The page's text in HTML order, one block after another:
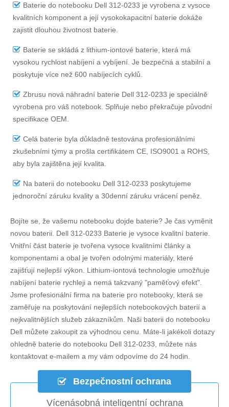
Baterie do notebooku Dell 312-0233 je vyrobena z vysoce
kvalitních komponent a její vysokokapacitní baterie dokáže
zajistit dlouhou životnost baterie.
Baterie se skládá z lithium-iontové baterie, která má
vysokou rychlost nabíjení a vybíjení. Je bezpečná a stabilní a
poskytuje více než 600 nabíjecích cyklů.
Zbrusu nová náhradní baterie Dell 312-0233 je speciálně
vyrobena pro váš notebook. Splňuje nebo překračuje původní
specifikace OEM.
Celá baterie byla důkladně testována profesionálními
zkušebními týmy a prošla certifikátem CE, ISO9001 a ROHS,
aby byla zajištěna její kvalita.
Na baterii do notebooku Dell 312-0233 poskytujeme
jednoroční záruku kvality a 30denní záruku vrácení peněz.
Bojíte se, že vašemu notebooku dojde baterie? Je čas vyměnit
novou baterii. Dell 312-0233 Baterie je vysoce kvalitní baterie.
Vnitřní část baterie je tvořena vysoce kvalitními články a
komponentami a obal je tvořen odolnými materiály, které
zajišťují nejlepší výkon. Lithium-iontová technologie umožňuje
nabíjení baterie rychleji a nemá takzvaný "paměťový efekt".
Jsme profesionální firma na baterie pro notebooky, která se
zaměřuje na poskytování nejlepších notebookových baterií a
nejkvalitnějších služeb zákazníkům. Naši baterii do notebooku
Dell můžete zakoupit za výhodnou cenu. Máte-li jakékoli dotazy
ohledně baterie do notebooku Dell 312-0233 , můžete nás
kontaktovat e-mailem a my vám odpovíme do 24 hodin.
Bezpečnostní ochrana
Vícenásobná inteligentní ochrana